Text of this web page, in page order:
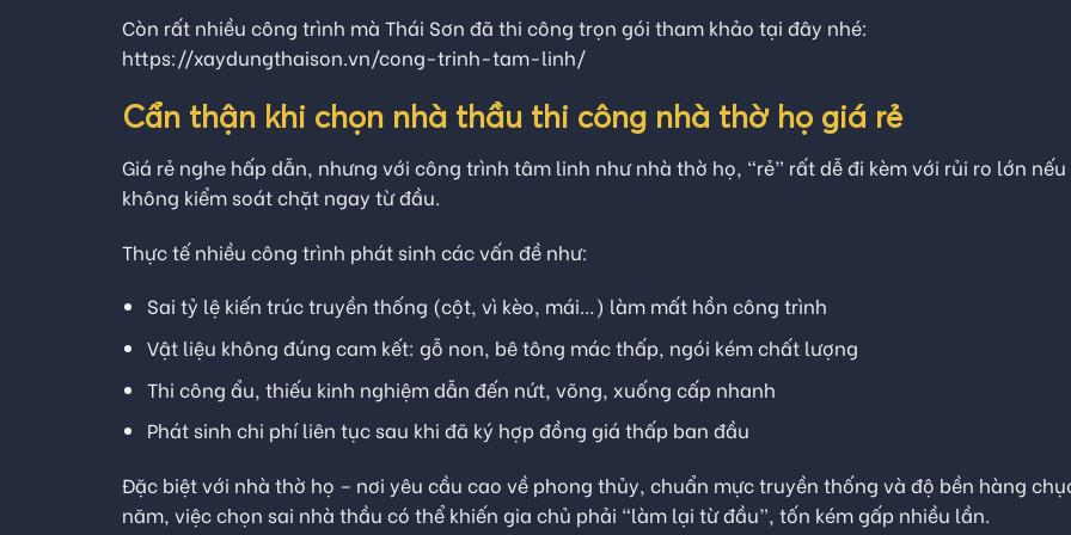
Còn rất nhiều công trình mà Thái Sơn đã thi công trọn gói tham khảo tại đây nhé:
https://xaydungthaison.vn/cong-trinh-tam-linh/
Cẩn thận khi chọn nhà thầu thi công nhà thờ họ giá rẻ
Giá rẻ nghe hấp dẫn, nhưng với công trình tâm linh như nhà thờ họ, “rẻ” rất dễ đi kèm với rủi ro lớn nếu
không kiểm soát chặt ngay từ đầu.
Thực tế nhiều công trình phát sinh các vấn đề như:
Sai tỷ lệ kiến trúc truyền thống (cột, vì kèo, mái…) làm mất hồn công trình
Vật liệu không đúng cam kết: gỗ non, bê tông mác thấp, ngói kém chất lượng
Thi công ẩu, thiếu kinh nghiệm dẫn đến nứt, võng, xuống cấp nhanh
Phát sinh chi phí liên tục sau khi đã ký hợp đồng giá thấp ban đầu
Đặc biệt với nhà thờ họ – nơi yêu cầu cao về phong thủy, chuẩn mực truyền thống và độ bền hàng
năm, việc chọn sai nhà thầu có thể khiến gia chủ phải “làm lại từ đầu”, tốn kém gấp nhiều lần.